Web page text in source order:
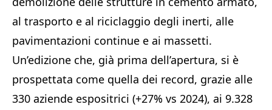
al trasporto e al riciclaggio degli inerti, alle
pavimentazioni continue e ai massetti.
Un’edizione che, già prima dell’apertura, si è
prospettata come quella dei record, grazie alle
330 aziende espositrici (+27% vs 2024), ai 9.328